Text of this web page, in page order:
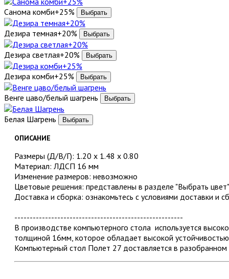
Санома комби+25%
Дезира темная+20%
Дезира светлая+20%
Дезира комби+25%
Венге цаво/белый шагрень
Белая Шагрень
ОПИСАНИЕ
Размеры (Д/В/Г): 1.20 х 1.48 х 0.80
Материал: ЛДСП 16 мм
Изменение размеров: невозможно
Цветовые решения: представлены в разделе "Выбрать цвет"
Доставка и сборка: ознакомьтесь с условиями доставки и
-------------------------------------------------------
В производстве компьютерного стола используется
толщиной 16мм, которое обладает высокой
Компьютерный стол Полет 27 доставляется в разобранном